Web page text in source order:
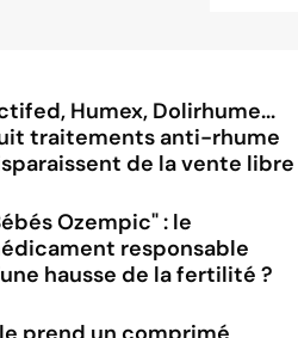
Humex, Dolirhume...
traitements anti-rhume
de la vente libre
Ozempic" : le
responsable
hausse de la fertilité ?